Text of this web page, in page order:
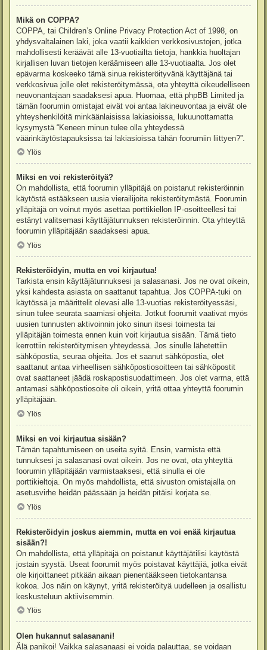
Mikä on COPPA?
COPPA, tai Children’s Online Privacy Protection Act of 1998, on
yhdysvaltalainen laki, joka vaatii kaikkien verkkosivustojen, jotka
mahdollisesti keräävät alle 13-vuotiailta tietoja, hankkia huoltajan
kirjallisen luvan tietojen keräämiseen alle 13-vuotiaalta. Jos olet
epävarma koskeeko tämä sinua rekisteröityvänä käyttäjänä tai
verkkosivua jolle olet rekisteröitymässä, ota yhteyttä oikeudelliseen
neuvonantajaan saadaksesi apua. Huomaa, että phpBB Limited ja
tämän foorumin omistajat eivät voi antaa lakineuvontaa ja eivät ole
yhteyshenkilöitä minkäänlaisissa lakiasioissa, lukuunottamatta
kysymystä “Keneen minun tulee olla yhteydessä
väärinkäytöstapauksissa tai lakiasioissa tähän foorumiin liittyen?”.
Ylös
Miksi en voi rekisteröityä?
On mahdollista, että foorumin ylläpitäjä on poistanut rekisteröinnin
käytöstä estääkseen uusia vierailijoita rekisteröitymästä. Foorumin
ylläpitäjä on voinut myös asettaa porttikiellon IP-osoitteellesi tai
estänyt valitsemasi käyttäjätunnuksen rekisteröinnin. Ota yhteyttä
foorumin ylläpitäjään saadaksesi apua.
Ylös
Rekisteröidyin, mutta en voi kirjautua!
Tarkista ensin käyttäjätunnuksesi ja salasanasi. Jos ne ovat oikein,
yksi kahdesta asiasta on saattanut tapahtua. Jos COPPA-tuki on
käytössä ja määrittelit olevasi alle 13-vuotias rekisteröityessäsi,
sinun tulee seurata saamiasi ohjeita. Jotkut foorumit vaativat myös
uusien tunnusten aktivoinnin joko sinun itsesi toimesta tai
ylläpitäjän toimesta ennen kuin voit kirjautua sisään. Tämä tieto
kerrottiin rekisteröitymisen yhteydessä. Jos sinulle lähetettiin
sähköpostia, seuraa ohjeita. Jos et saanut sähköpostia, olet
saattanut antaa virheellisen sähköpostiosoitteen tai sähköpostit
ovat saattaneet jäädä roskapostisuodattimeen. Jos olet varma, että
antamasi sähköpostiosoite oli oikein, yritä ottaa yhteyttä foorumin
ylläpitäjään.
Ylös
Miksi en voi kirjautua sisään?
Tämän tapahtumiseen on useita syitä. Ensin, varmista että
tunnuksesi ja salasanasi ovat oikein. Jos ne ovat, ota yhteyttä
foorumin ylläpitäjään varmistaaksesi, että sinulla ei ole
porttikieltoja. On myös mahdollista, että sivuston omistajalla on
asetusvirhe heidän päässään ja heidän pitäisi korjata se.
Ylös
Rekisteröidyin joskus aiemmin, mutta en voi enää kirjautua
sisään?!
On mahdollista, että ylläpitäjä on poistanut käyttäjätilisi käytöstä
jostain syystä. Useat foorumit myös poistavat käyttäjiä, jotka eivät
ole kirjoittaneet pitkään aikaan pienentääkseen tietokantansa
kokoa. Jos näin on käynyt, yritä rekisteröityä uudelleen ja osallistu
keskusteluun aktiivisemmin.
Ylös
Olen hukannut salasanani!
Älä panikoi! Vaikka salasanaasi ei voida palauttaa, se voidaan